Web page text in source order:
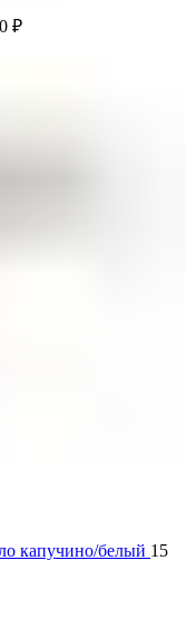
₽
капучино/белый 15